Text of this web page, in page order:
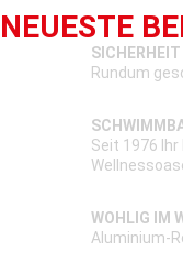
NEUESTE
Rundum
Seit 1976
WOHLIG IM
Aluminium-